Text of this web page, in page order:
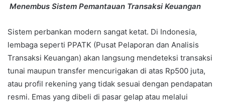
Menembus Sistem Pemantauan Transaksi Keuangan
Sistem perbankan modern sangat ketat. Di Indonesia,
lembaga seperti PPATK (Pusat Pelaporan dan Analisis
Transaksi Keuangan) akan langsung mendeteksi transaksi
tunai maupun transfer mencurigakan di atas Rp500 juta,
atau profil rekening yang tidak sesuai dengan pendapatan
resmi. Emas yang dibeli di pasar gelap atau melalui